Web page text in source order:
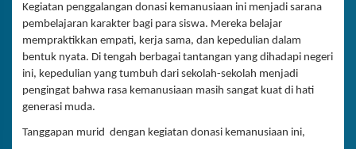
Kegiatan penggalangan donasi kemanusiaan ini menjadi sarana
pembelajaran karakter bagi para siswa. Mereka belajar
mempraktikkan empati, kerja sama, dan kepedulian dalam
bentuk nyata. Di tengah berbagai tantangan yang dihadapi negeri
ini, kepedulian yang tumbuh dari sekolah-sekolah menjadi
pengingat bahwa rasa kemanusiaan masih sangat kuat di hati
generasi muda.
Tanggapan murid dengan kegiatan donasi kemanusiaan ini,